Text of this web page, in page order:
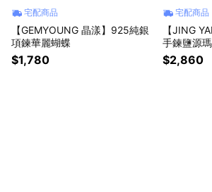
宅配商品
【GEMYOUNG 晶漾】925純銀
項鍊華麗蝴蝶
$1,780
宅配商品
【JING
手鍊鹽源
避邪化煞
$2,860